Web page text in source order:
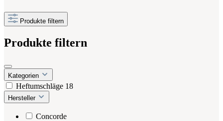
Produkte filtern
Produkte filtern
Kategorien
Heftumschläge 18
Hersteller
Concorde